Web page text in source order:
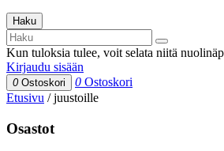
Haku
Kun tuloksia tulee, voit selata niitä
Kirjaudu sisään
0 Ostoskori 0 Ostoskori
Etusivu /juustoille
Osastot